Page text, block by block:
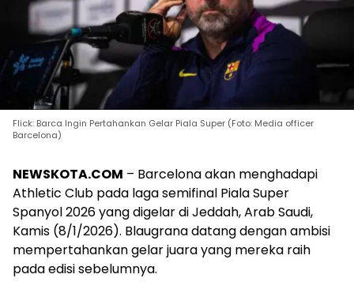
Flick: Barca Ingin Pertahankan Gelar Piala Super (Foto: Media officer
Barcelona)
NEWSKOTA.COM – Barcelona akan menghadapi
Athletic Club pada laga semifinal Piala Super
Spanyol 2026 yang digelar di Jeddah, Arab Saudi,
Kamis (8/1/2026). Blaugrana datang dengan ambisi
mempertahankan gelar juara yang mereka raih
pada edisi sebelumnya.